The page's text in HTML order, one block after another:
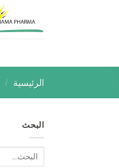
الرئيسية /
البحث
البحث